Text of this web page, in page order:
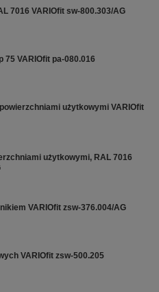
7016 VARIOfit sw-800.303/AG
75 VARIOfit pa-080.016
użytkowymi VARIOfit
użytkowymi, RAL 7016
VARIOfit zsw-376.004/AG
VARIOfit zsw-500.205